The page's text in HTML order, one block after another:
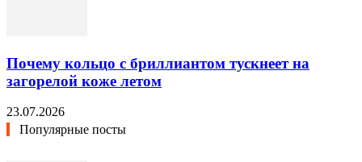
Почему кольцо с бриллиантом тускнеет на
загорелой коже летом
23.07.2026
Популярные посты